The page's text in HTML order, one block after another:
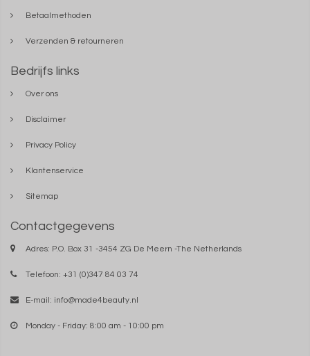
Betaalmethoden
Verzenden & retourneren
Bedrijfs links
Over ons
Disclaimer
Privacy Policy
Klantenservice
Sitemap
Contactgegevens
Adres: P.O. Box 31 -3454 ZG De Meern -The Netherlands
Telefoon: +31 (0)347 84 03 74
E-mail: info@made4beauty.nl
Monday - Friday: 8:00 am - 10:00 pm